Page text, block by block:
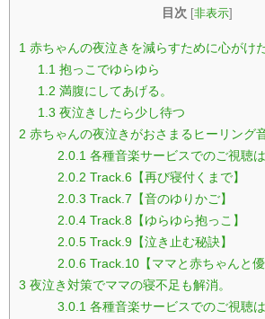
運営会社
目次 [非表示]
1 赤ちゃんの夜泣きを減らすために心がけ
1.1 抱っこでゆらゆら
1.2 満腹にしてあげる。
1.3 夜泣きしたら少し待つ
2 赤ちゃんの夜泣きがおさまるヒーリング音
2.0.1 各種音楽サービスでのご視聴
2.0.2 Track.6【再び寝付くまで】
2.0.3 Track.7【音のゆりかご】
2.0.4Track.8【ゆらゆら抱っこ】
2.0.5Track.9【泣き止む秘訣】
2.0.6Track.10【ママと赤ちゃんと優
3 夜泣き対策でママの寝不足も解消。
3.0.1 各種音楽サービスでのご視聴